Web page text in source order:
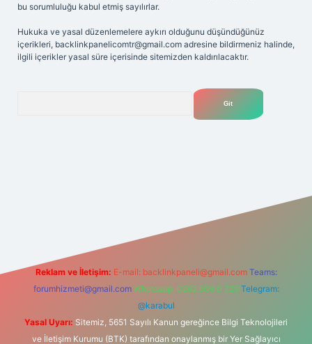
bu sorumluluğu kabul etmiş sayılırlar.
Hukuka ve yasal düzenlemelere aykırı olduğunu düşündüğünüz
içerikleri, backlinkpanelicomtr@gmail.com adresine bildirmeniz halinde,
ilgili içerikler yasal süre içerisinde sitemizden kaldırılacaktır.
Reklam ve İletişim: E-mail: backlinkpaneli@gmail.com Teams:
forumhizmeti@gmail.com Whatsapp: 0262 606 0 726 Telegram:
@karabul
Yasal Uyarı: Sitemiz, 5651 Sayılı Kanun gereğince Bilgi Teknolojileri
ve İletişim Kurumu (BTK) tarafından onaylanmış bir Yer Sağlayıcı